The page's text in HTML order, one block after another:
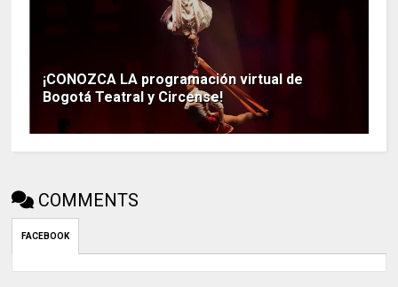
¡CONOZCA LA programación virtual de
Bogotá Teatral y Circense!
COMMENTS
FACEBOOK